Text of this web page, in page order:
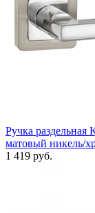
Ручка
матовый никель/
1 419 руб.